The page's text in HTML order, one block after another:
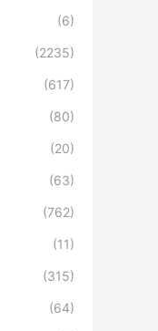
(6)
(2235)
(617)
(80)
(20)
(63)
(762)
(11)
(315)
(64)